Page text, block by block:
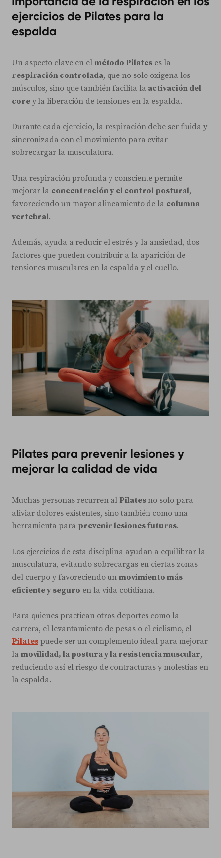
ejercicios de Pilates para la
espalda
Un aspecto clave en el método Pilates es la
respiración controlada, que no solo oxigena los
músculos, sino que también facilita la activación del
core y la liberación de tensiones en la espalda.
Durante cada ejercicio, la respiración debe ser fluida y
sincronizada con el movimiento para evitar
sobrecargar la musculatura.
Una respiración profunda y consciente permite
mejorar la concentración y el control postural,
favoreciendo un mayor alineamiento de la columna
vertebral.
Además, ayuda a reducir el estrés y la ansiedad, dos
factores que pueden contribuir a la aparición de
tensiones musculares en la espalda y el cuello.
Pilates para prevenir lesiones y
mejorar la calidad de vida
Muchas personas recurren al Pilates no solo para
aliviar dolores existentes, sino también como una
herramienta para prevenir lesiones futuras.
Los ejercicios de esta disciplina ayudan a equilibrar la
musculatura, evitando sobrecargas en ciertas zonas
del cuerpo y favoreciendo un movimiento más
eficiente y seguro en la vida cotidiana.
Para quienes practican otros deportes como la
carrera, el levantamiento de pesas o el ciclismo, el
Pilates puede ser un complemento ideal para mejorar
la movilidad, la postura y la resistencia muscular,
reduciendo así el riesgo de contracturas y molestias en
la espalda.